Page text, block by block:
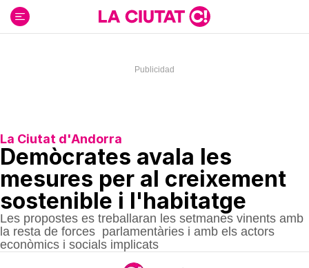
contenido
La Ciutat d'Andorra
Demòcrates avala les
mesures per al creixement
sostenible i l'habitatge
Les propostes es treballaran les setmanes vinents amb
la resta de forces parlamentàries i amb els actors
econòmics i socials implicats